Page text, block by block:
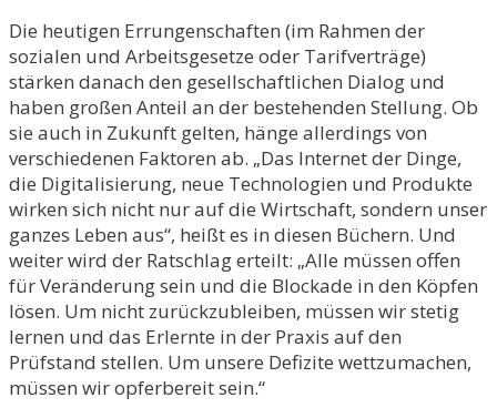
Die heutigen Errungenschaften (im Rahmen der
sozialen und Arbeitsgesetze oder Tarifverträge)
stärken danach den gesellschaftlichen Dialog und
haben großen Anteil an der bestehenden Stellung. Ob
sie auch in Zukunft gelten, hänge allerdings von
verschiedenen Faktoren ab. „Das Internet der Dinge,
die Digitalisierung, neue Technologien und Produkte
wirken sich nicht nur auf die Wirtschaft, sondern unser
ganzes Leben aus“, heißt es in diesen Büchern. Und
weiter wird der Ratschlag erteilt: „Alle müssen offen
für Veränderung sein und die Blockade in den Köpfen
lösen. Um nicht zurückzubleiben, müssen wir stetig
lernen und das Erlernte in der Praxis auf den
Prüfstand stellen. Um unsere Defizite wettzumachen,
müssen wir opferbereit sein.“